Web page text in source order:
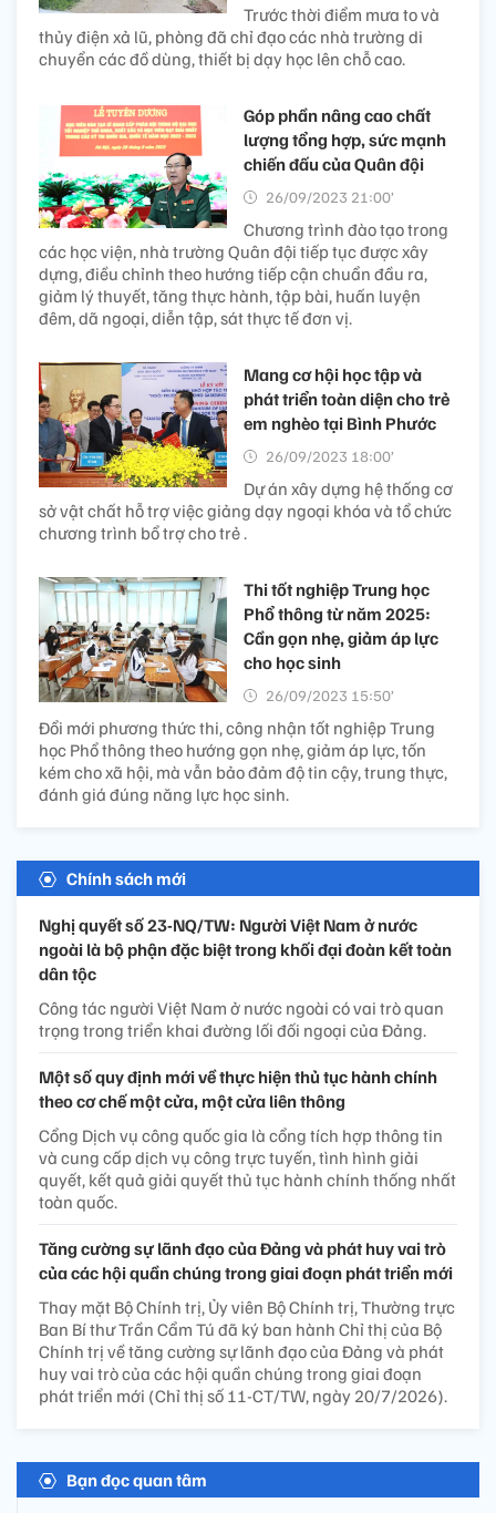
Trước thời điểm mưa to và
thủy điện xả lũ, phòng đã chỉ đạo các nhà trường di
chuyển các đồ dùng, thiết bị dạy học lên chỗ cao.
Góp phần nâng cao chất
lượng tổng hợp, sức mạnh
chiến đấu của Quân đội
26/09/2023 21:00’
Chương trình đào tạo trong
các học viện, nhà trường Quân đội tiếp tục được xây
dựng, điều chỉnh theo hướng tiếp cận chuẩn đầu ra,
giảm lý thuyết, tăng thực hành, tập bài, huấn luyện
đêm, dã ngoại, diễn tập, sát thực tế đơn vị.
Mang cơ hội học tập và
phát triển toàn diện cho trẻ
em nghèo tại Bình Phước
26/09/2023 18:00’
Dự án xây dựng hệ thống cơ
sở vật chất hỗ trợ việc giảng dạy ngoại khóa và tổ chức
chương trình bổ trợ cho trẻ .
Thi tốt nghiệp Trung học
Phổ thông từ năm 2025:
Cần gọn nhẹ, giảm áp lực
cho học sinh
26/09/2023 15:50’
Đổi mới phương thức thi, công nhận tốt nghiệp Trung
học Phổ thông theo hướng gọn nhẹ, giảm áp lực, tốn
kém cho xã hội, mà vẫn bảo đảm độ tin cậy, trung thực,
đánh giá đúng năng lực học sinh.
Chính sách mới
Nghị quyết số 23-NQ/TW: Người Việt Nam ở nước
ngoài là bộ phận đặc biệt trong khối đại đoàn kết toàn
dân tộc
Công tác người Việt Nam ở nước ngoài có vai trò quan
trọng trong triển khai đường lối đối ngoại của Đảng.
Một số quy định mới về thực hiện thủ tục hành chính
theo cơ chế một cửa, một cửa liên thông
Cổng Dịch vụ công quốc gia là cổng tích hợp thông tin
và cung cấp dịch vụ công trực tuyến, tình hình giải
quyết, kết quả giải quyết thủ tục hành chính thống nhất
toàn quốc.
Tăng cường sự lãnh đạo của Đảng và phát huy vai trò
của các hội quần chúng trong giai đoạn phát triển mới
Thay mặt Bộ Chính trị, Ủy viên Bộ Chính trị, Thường trực
Ban Bí thư Trần Cẩm Tú đã ký ban hành Chỉ thị của Bộ
Chính trị về tăng cường sự lãnh đạo của Đảng và phát
huy vai trò của các hội quần chúng trong giai đoạn
phát triển mới (Chỉ thị số 11-CT/TW, ngày 20/7/2026).
Bạn đọc quan tâm